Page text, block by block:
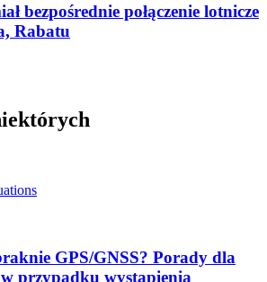
bezpośrednie połączenie lotnicze
Rabatu
GPS/GNSS? Porady dla
przypadku wystąpienia